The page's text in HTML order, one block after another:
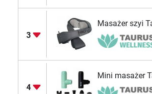
3
Masażer szyi
4
Mini masażer